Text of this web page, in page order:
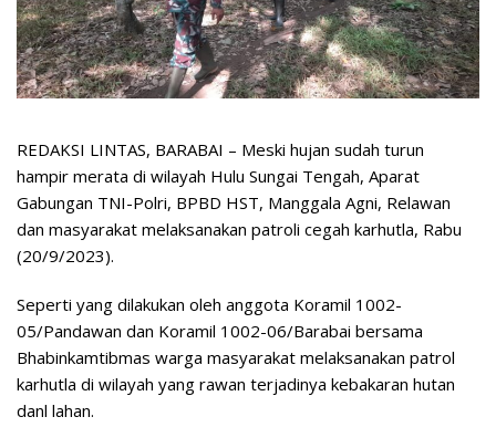
REDAKSI LINTAS, BARABAI – Meski hujan sudah turun
hampir merata di wilayah Hulu Sungai Tengah, Aparat
Gabungan TNI-Polri, BPBD HST, Manggala Agni, Relawan
dan masyarakat melaksanakan patroli cegah karhutla, Rabu
(20/9/2023).
Seperti yang dilakukan oleh anggota Koramil 1002-
05/Pandawan dan Koramil 1002-06/Barabai bersama
Bhabinkamtibmas warga masyarakat melaksanakan patrol
karhutla di wilayah yang rawan terjadinya kebakaran hutan
danl lahan.